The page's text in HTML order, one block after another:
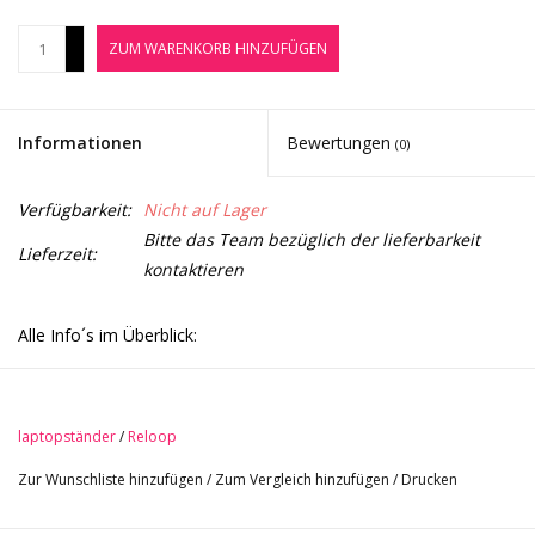
Jobbörse
Marken
ZUM WARENKORB HINZUFÜGEN
Informationen Bewertungen (0)
Verfügbarkeit: Nicht auf Lager
Lieferzeit:
Bitte das Team bezüglich der lieferbarkeit
kontaktieren
Alle Info´s im Überblick:
Stand erhöht aufzustellen. Die robuste und stabile
lässt sich über 24 Adapterstücke auf eine Breite von bis zu 44
laptopständer/ Reloop
Zur Wunschliste hinzufügen / Zum Vergleich hinzufügen / Drucken